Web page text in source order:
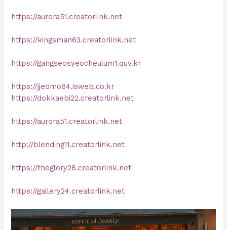
https://aurora51.creatorlink.net
https://kingsman63.creatorlink.net
https://gangseosyeocheulum1.quv.kr
https://jjeomo84.isweb.co.kr
https://dokkaebi22.creatorlink.net
https://aurora51.creatorlink.net
http://blending11.creatorlink.net
https://theglory28.creatorlink.net
https://gallery24.creatorlink.net